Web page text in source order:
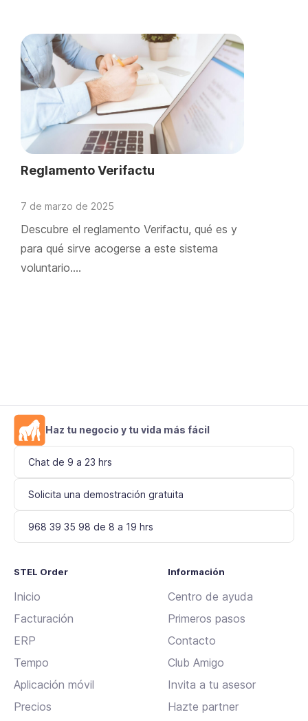
Reglamento Verifactu
7 de marzo de 2025
Descubre el reglamento Verifactu, qué es y
para qué sirve acogerse a este sistema
voluntario….
Haz tu negocio y tu vida más fácil
Chat de 9 a 23 hrs
Solicita una demostración gratuita
968 39 35 98 de 8 a 19 hrs
STEL Order
Inicio
Facturación
ERP
Tempo
Aplicación móvil
Precios
Información
Centro de ayuda
Primeros pasos
Contacto
Club Amigo
Invita a tu asesor
Hazte partner